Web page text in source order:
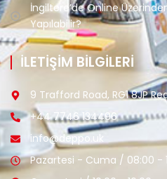
İngiltere’de Online
Yapılabilir?
İLETİŞİM BİLGİLERİ
9 Trafford Road, RG1 8JP
+44 7746 134496
info@deppo.uk
Pazartesi - Cuma / 08:00 -